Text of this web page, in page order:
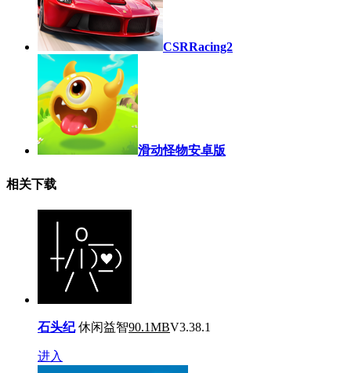
CSRRacing2
滑动怪物安卓版
相关下载
石头纪 休闲益智90.1MBV3.38.1
进入